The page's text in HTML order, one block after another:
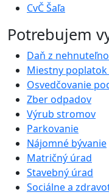
CvČ Šaľa
Potrebujem
Daň z
Miestny
Osvedčovanie
Zber odpadov
Výrub stromov
Parkovanie
Nájomné bývanie
Matričný úrad
Stavebný úrad
Sociálne a